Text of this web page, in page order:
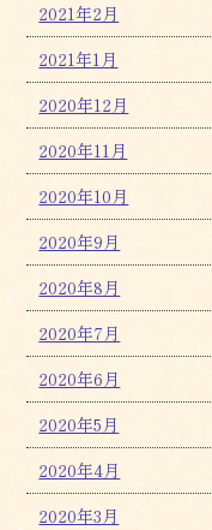
2021年2月
2021年1月
2020年12月
2020年11月
2020年10月
2020年9月
2020年8月
2020年7月
2020年6月
2020年5月
2020年4月
2020年3月